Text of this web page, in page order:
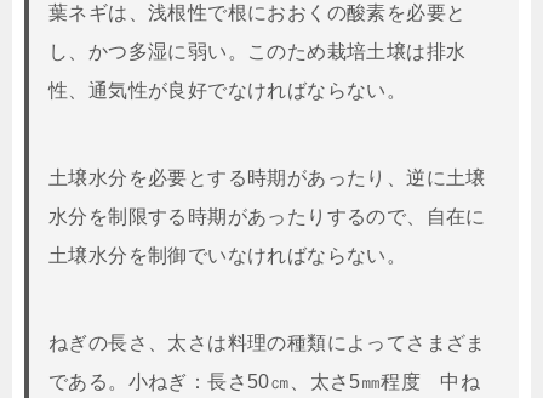
葉ネギは、浅根性で根におおくの酸素を必要と
し、かつ多湿に弱い。このため栽培土壌は排水
性、通気性が良好でなければならない。
土壌水分を必要とする時期があったり、逆に土壌
水分を制限する時期があったりするので、自在に
土壌水分を制御でいなければならない。
ねぎの長さ、太さは料理の種類によってさまざま
である。小ねぎ：長さ50㎝、太さ5㎜程度 中ね